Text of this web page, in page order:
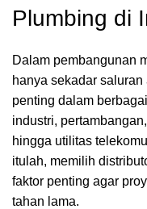
Plumbing di
Dalam pembangunan
hanya sekadar
penting dalam
industri,
hingga utilitas
itulah, memilih
faktor penting agar
tahan lama.